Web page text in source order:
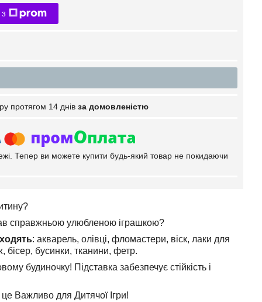
протягом 14 днів за домовленістю
Тепер ви можете купити будь-який товар не покидаючи
справжньою улюбленою іграшкою?
: акварель, олівці, фломастери, віск, лаки для
бісер, бусинки, тканини, фетр.
будиночку! Підставка забезпечує стійкість і
це Важливо для Дитячої Ігри!